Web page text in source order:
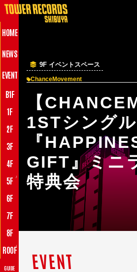
HOME
NEWS
EVENT
B1F
1F
2F
3F
4F
5F
♪
6F
7F
8F
ROOF♪
GUIDE
9F イベントスペース
ChanceMovement
【
1STシングル
『
GIFT』ミニ
特典会
EVENT